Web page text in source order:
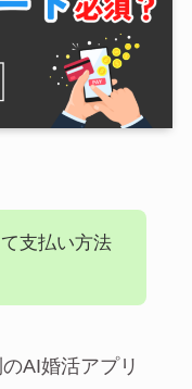
支払い方法
AI婚活アプリ